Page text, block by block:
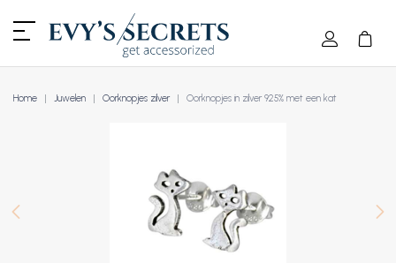
Home Juwelen Oorknopjes zilver Oorknopjes in zilver 925% met een kat